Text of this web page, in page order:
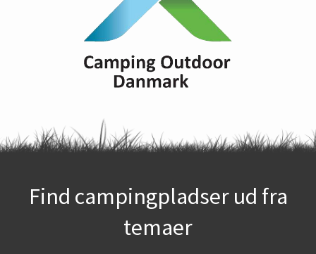
Find campingpladser ud fra
temaer